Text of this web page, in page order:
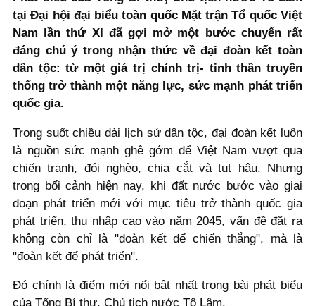
tại Đại hội đại biểu toàn quốc Mặt trận Tổ quốc Việt
Nam lần thứ XI đã gợi mở một bước chuyển rất
đáng chú ý trong nhận thức về đại đoàn kết toàn
dân tộc: từ một giá trị chính trị- tinh thần truyền
thống trở thành một năng lực, sức mạnh phát triển
quốc gia.
Trong suốt chiều dài lịch sử dân tộc, đại đoàn kết luôn
là nguồn sức mạnh ghê gớm để Việt Nam vượt qua
chiến tranh, đói nghèo, chia cắt và tụt hậu. Nhưng
trong bối cảnh hiện nay, khi đất nước bước vào giai
đoạn phát triển mới với mục tiêu trở thành quốc gia
phát triển, thu nhập cao vào năm 2045, vấn đề đặt ra
không còn chỉ là "đoàn kết để chiến thắng", mà là
"đoàn kết để phát triển".
Đó chính là điểm mới nổi bật nhất trong bài phát biểu
của Tổng Bí thư, Chủ tịch nước Tô Lâm.